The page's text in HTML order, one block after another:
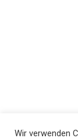
Wir verwenden